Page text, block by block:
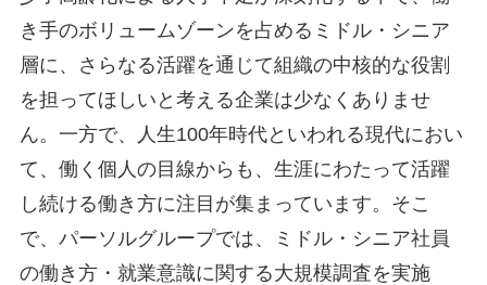
き手のボリュームゾーンを占めるミドル・シニア
層に、さらなる活躍を通じて組織の中核的な役割
を担ってほしいと考える企業は少なくありませ
ん。一方で、人生100年時代といわれる現代におい
て、働く個人の目線からも、生涯にわたって活躍
し続ける働き方に注目が集まっています。そこ
で、パーソルグループでは、ミドル・シニア社員
の働き方・就業意識に関する大規模調査を実施